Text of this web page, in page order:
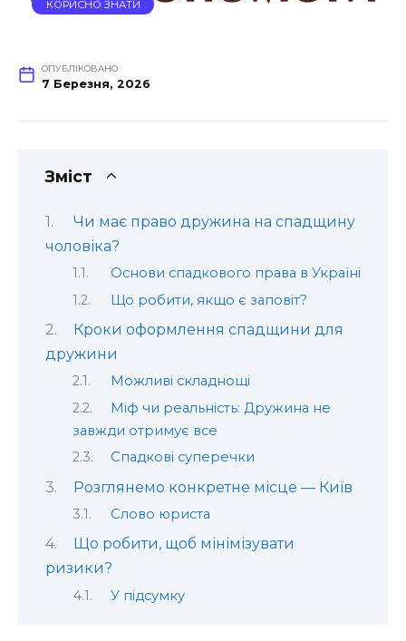
КОРИСНО ЗНАТИ
ОПУБЛІКОВАНО
7 Березня, 2026
Зміст
Чи має право дружина на спадщину
чоловіка?
Основи спадкового права в Україні
Що робити, якщо є заповіт?
Кроки оформлення спадщини для
дружини
Можливі складнощі
Міф чи реальність: Дружина не
завжди отримує все
Спадкові суперечки
Розглянемо конкретне місце — Київ
Слово юриста
Що робити, щоб мінімізувати
ризики?
У підсумку